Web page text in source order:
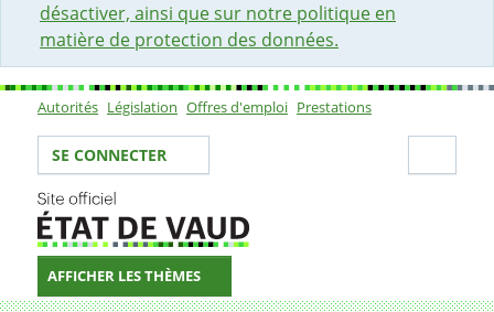
désactiver, ainsi que sur notre politique en
matière de protection des données.
Sous-navigation
Autorités Législation Offres d'emploi Prestations
Votre identité
SE CONNECTER
AFFICHER LES THÈMES